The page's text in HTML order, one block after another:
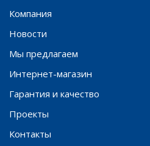
Компания
Новости
Мы предлагаем
Интернет-магазин
Гарантия и качество
Проекты
Контакты